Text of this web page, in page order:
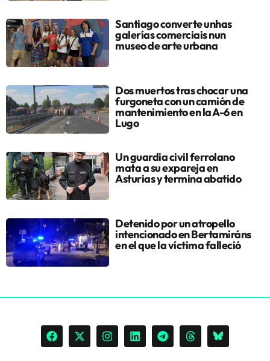
Santiago converte unhas
galerías comerciais nun
museo de arte urbana
Dos muertos tras chocar una
furgoneta con un camión de
mantenimiento en la A-6 en
Lugo
Un guardia civil ferrolano
mata a su expareja en
Asturias y termina abatido
Detenido por un atropello
intencionado en Bertamiráns
en el que la víctima falleció